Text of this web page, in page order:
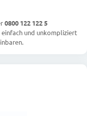
0800 122 122 5
einfach und unkompliziert